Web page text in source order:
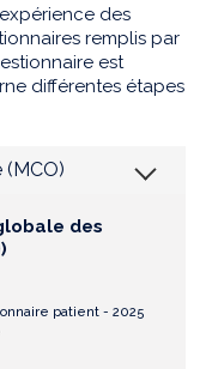
des
remplis par
est
différentes étapes
(MCO)
des
patient - 2025